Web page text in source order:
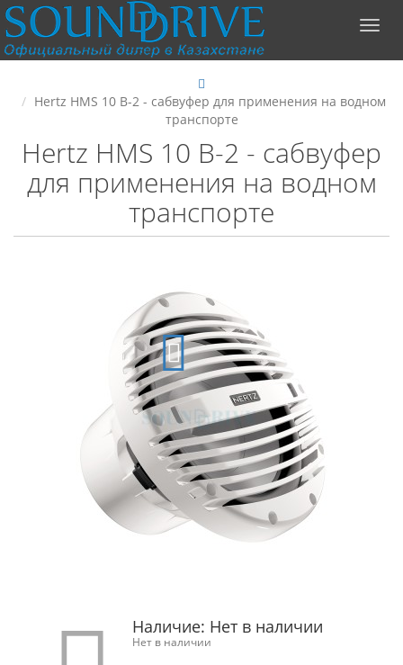
Hertz HMS 10 B-2 - сабвуфер для применения на водном
транспорте
Hertz HMS 10 B-2 - сабвуфер
для применения на водном
транспорте
Наличие: Нет в наличии
Нет в наличии